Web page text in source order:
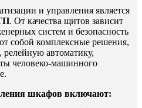
и управления является
. От качества щитов зависит
систем и безопасность
собой комплексные решения,
автоматику,
человеко-машинного
шкафов включают: